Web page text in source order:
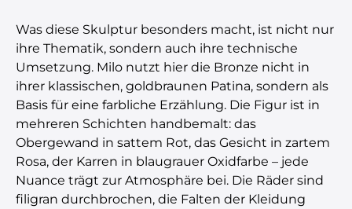
Was diese Skulptur besonders macht, ist nicht nur
ihre Thematik, sondern auch ihre technische
Umsetzung. Milo nutzt hier die Bronze nicht in
ihrer klassischen, goldbraunen Patina, sondern als
Basis für eine farbliche Erzählung. Die Figur ist in
mehreren Schichten handbemalt: das
Obergewand in sattem Rot, das Gesicht in zartem
Rosa, der Karren in blaugrauer Oxidfarbe – jede
Nuance trägt zur Atmosphäre bei. Die Räder sind
filigran durchbrochen, die Falten der Kleidung